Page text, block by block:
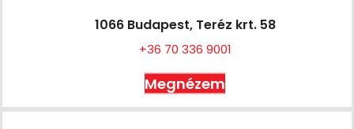
1066 Budapest, Teréz krt. 58
+36 70 336 9001
Megnézem